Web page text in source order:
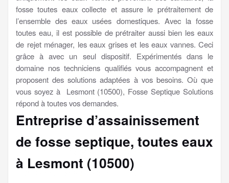
fosse toutes eaux collecte et assure le prétraitement de
l’ensemble des eaux usées domestiques. Avec la fosse
toutes eau, il est possible de prétraiter aussi bien les eaux
de rejet ménager, les eaux grises et les eaux vannes. Ceci
grâce à avec un seul dispositif. Expérimentés dans le
domaine nos techniciens qualifiés vous accompagnent et
proposent des solutions adaptées à vos besoins. Où que
vous soyez à Lesmont (10500), Fosse Septique Solutions
répond à toutes vos demandes.
Entreprise d’assainissement
de fosse septique, toutes eaux
à Lesmont (10500)